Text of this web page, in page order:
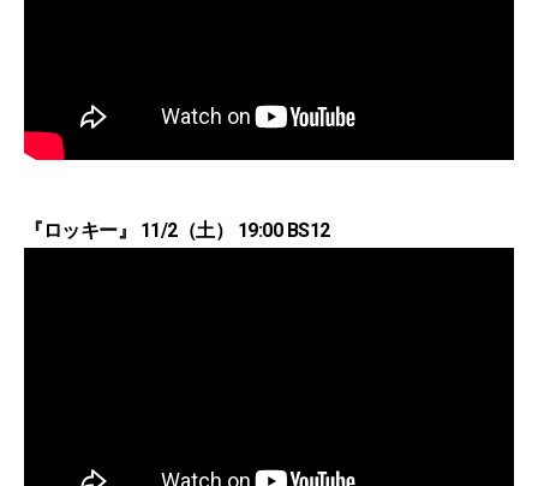
『ロッキー』 11/2（土） 19:00 BS12